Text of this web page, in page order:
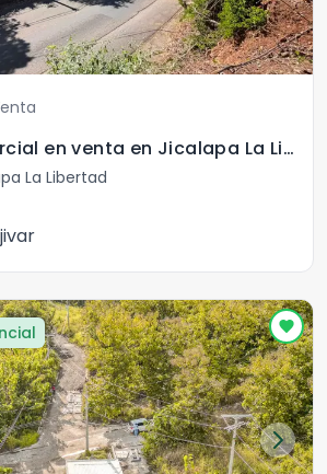
Terreno comercial en venta en Jicalapa La Libertad
La Libertad